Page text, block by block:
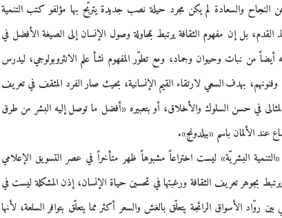
النجاح والسعادة لم يكن مجرد حيلة نصب جديدة يتربّح بها مؤلفو كتب التنمية
بل إن مفهوم الثقافة يرتبط بمحاولة وصول الإنسان إلى الصيغة الأفضل في
من نبات وحيوان وجماد، ومع تطوّر المفهوم نشأ علم الانثروبولوجي، ليدرس
بهدف السعي لارتقاء القيم الإنسانية، بحيث صار الفرد المثقف في تعريف
في حسن السلوك والأخلاق، أو بتعبيره «أفضل ما توصل إليه البشر من طرق
عند الألمان باسم «بيلدونج».
البشريّة» ليست اختراعاً مشبوهاً ظهر متأخراً في عصر التسويق الإعلامي
بجوهر تعريف الثقافة ورغبتها في تحسين حياة الإنسان، إذن المشكلة ليست في
روّاد الأسواق الرائجة يتعلّق بالغش والسعر أكثر مما يتعلّق بتوافر السلعة، لأنها